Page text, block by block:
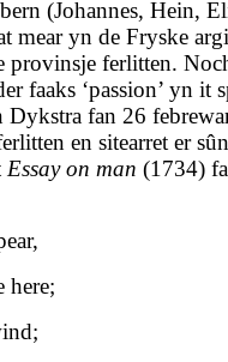
(Johannes, Hein,
mear yn de Fryske
provinsje ferlitten.
faaks ‘passion’ yn it
fan 26
en sitearret er
Essay on man (1734)
here;